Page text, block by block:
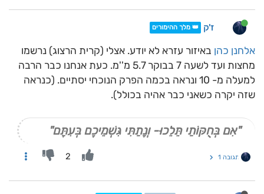
ז'ק 👑 מלך ההימורים
אלחנן כהן באיזור עזרא לא יודע. אצלי (קרית הרצוג) נרשמו
מחצות ועד לשעה 7 בבוקר 5.7 מ''מ. כעת אנחנו כבר הרבה
למעלה מ- 10 ונראה בכמה הפרק הנוכחי יסתיים. (כנראה
שזה יקרה כשאני כבר אהיה בכולל).
"אִם בְּחֻקּוֹתַי תֵּלֵכוּ- וְנָתַתִּי גִּשְׁמֵיכֶם בְּעִתָּם"
תגובה 1 2